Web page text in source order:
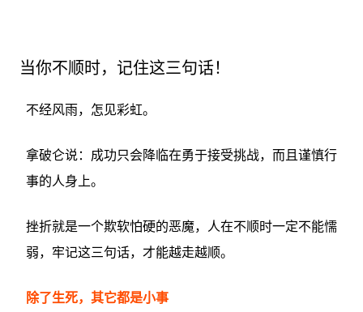
当你不顺时，记住这三句话！
不经风雨，怎见彩虹。
拿破仑说：成功只会降临在勇于接受挑战，而且谨慎行
事的人身上。
挫折就是一个欺软怕硬的恶魔，人在不顺时一定不能懦
弱，牢记这三句话，才能越走越顺。
除了生死，其它都是小事